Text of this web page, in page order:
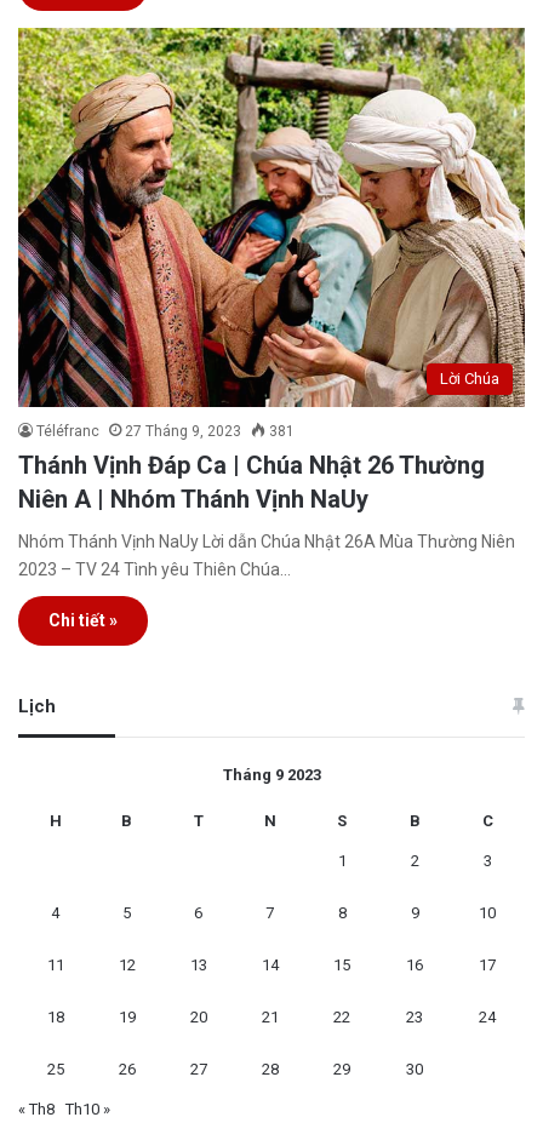
Lời Chúa
Téléfranc 27 Tháng 9, 2023 381
Thánh Vịnh Đáp Ca | Chúa Nhật 26 Thường
Niên A | Nhóm Thánh Vịnh NaUy
Nhóm Thánh Vịnh NaUy Lời dẫn Chúa Nhật 26A Mùa Thường Niên
2023 – TV 24 Tình yêu Thiên Chúa…
Chi tiết »
Lịch
Tháng 9 2023
H B T N S B C
1 2 3
4 5 6 7 8 9 10
11 12 13 14 15 16 17
18 19 20 21 22 23 24
25 26 27 28 29 30
« Th8 Th10 »